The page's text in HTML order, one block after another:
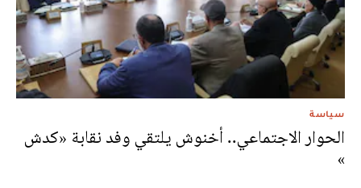
سياسة
الحوار الاجتماعي.. أخنوش يلتقي وفد نقابة «كدش
»